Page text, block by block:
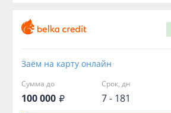
Заём на карту онлайн
Сумма до
100 000
Срок, дн
7 - 181